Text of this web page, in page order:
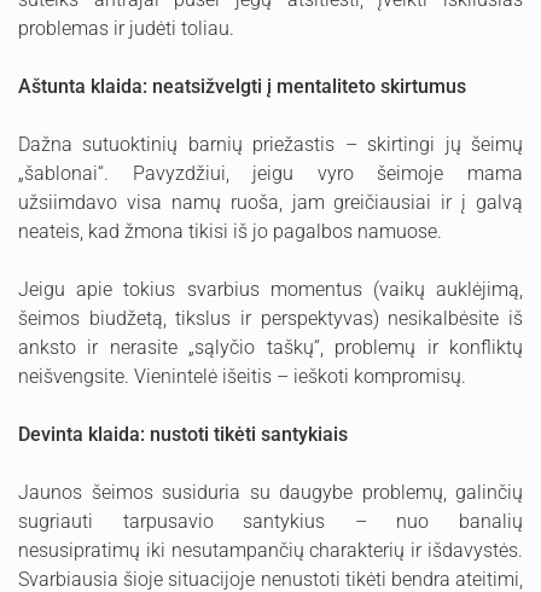
problemas ir judėti toliau.
Aštunta klaida: neatsižvelgti į mentaliteto skirtumus
Dažna sutuoktinių barnių priežastis – skirtingi jų šeimų
„šablonai“. Pavyzdžiui, jeigu vyro šeimoje mama
užsiimdavo visa namų ruoša, jam greičiausiai ir į galvą
neateis, kad žmona tikisi iš jo pagalbos namuose.
Jeigu apie tokius svarbius momentus (vaikų auklėjimą,
šeimos biudžetą, tikslus ir perspektyvas) nesikalbėsite iš
anksto ir nerasite „sąlyčio taškų“, problemų ir konfliktų
neišvengsite. Vienintelė išeitis – ieškoti kompromisų.
Devinta klaida: nustoti tikėti santykiais
Jaunos šeimos susiduria su daugybe problemų, galinčių
sugriauti tarpusavio santykius – nuo banalių
nesusipratimų iki nesutampančių charakterių ir išdavystės.
Svarbiausia šioje situacijoje nenustoti tikėti bendra ateitimi,